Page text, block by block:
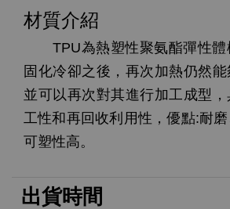
材質介紹
TPU為熱塑性聚氨酯彈性體
固化冷卻之後，再次加熱仍然能
並可以再次對其進行加工成型
工性和再回收利用性，優點:耐
可塑性高。
出貨時間